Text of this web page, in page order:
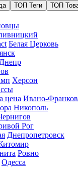
ТОП Теги ТОП
Белая Церковь
Днепр
Херсон
цена Ивано-
Никополь
Рог
Днепропетровск
Ровно
Одесса